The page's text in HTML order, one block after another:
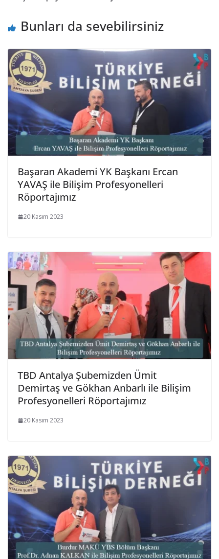
Bunları da sevebilirsiniz
Başaran Akademi YK Başkanı Ercan
YAVAŞ ile Bilişim Profesyonelleri
Röportajımız
20 Kasım 2023
TBD Antalya Şubemizden Ümit
Demirtaş ve Gökhan Anbarlı ile Bilişim
Profesyonelleri Röportajımız
20 Kasım 2023